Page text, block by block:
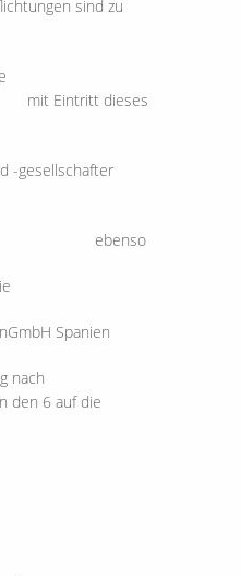
sind zu
dieses
-gesellschafter
ebenso
Spanien
nach
die